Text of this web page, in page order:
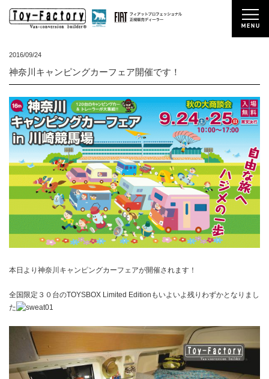
2016/09/24
神奈川キャンピングカーフェア開催です！
本日より神奈川キャンピングカーフェアが開催されます！
全国限定３０台のTOYSBOX Limited Editionもいよいよ残りわずかとなりまし
た